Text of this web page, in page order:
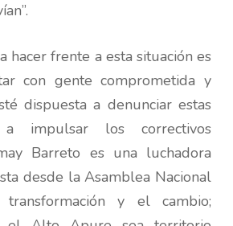
hacer frente a esta situación es
con gente comprometida y
dispuesta a denunciar estas
impulsar los correctivos
Barreto es una luchadora
desde la Asamblea Nacional
y el cambio;